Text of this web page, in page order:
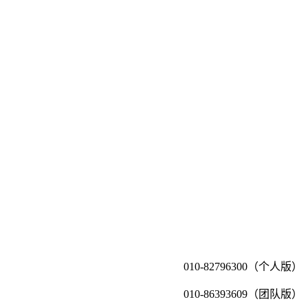
010-82796300（个人版）
010-86393609（团队版）